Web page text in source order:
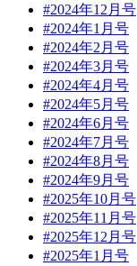
#2024年12月号
#2024年1月号
#2024年2月号
#2024年3月号
#2024年4月号
#2024年5月号
#2024年6月号
#2024年7月号
#2024年8月号
#2024年9月号
#2025年10月号
#2025年11月号
#2025年12月号
#2025年1月号